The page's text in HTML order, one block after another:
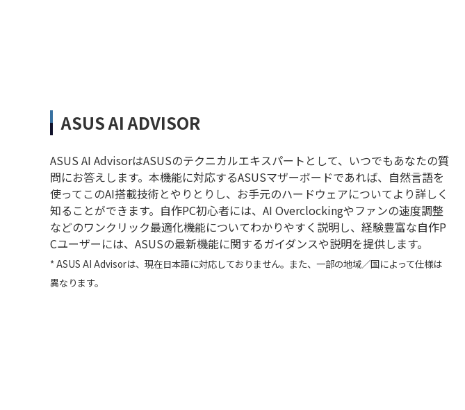
ASUS AI ADVISOR
ASUS AI AdvisorはASUSのテクニカルエキスパートとして、いつでもあなたの質
問にお答えします。本機能に対応するASUSマザーボードであれば、自然言語を
使ってこのAI搭載技術とやりとりし、お手元のハードウェアについてより詳しく
知ることができます。自作PC初心者には、AI Overclockingやファンの速度調整
などのワンクリック最適化機能についてわかりやすく説明し、経験豊富な自作P
Cユーザーには、ASUSの最新機能に関するガイダンスや説明を提供します。
* ASUS AI Advisorは、現在日本語に対応しておりません。また、一部の地域／国によって仕様は
異なります。